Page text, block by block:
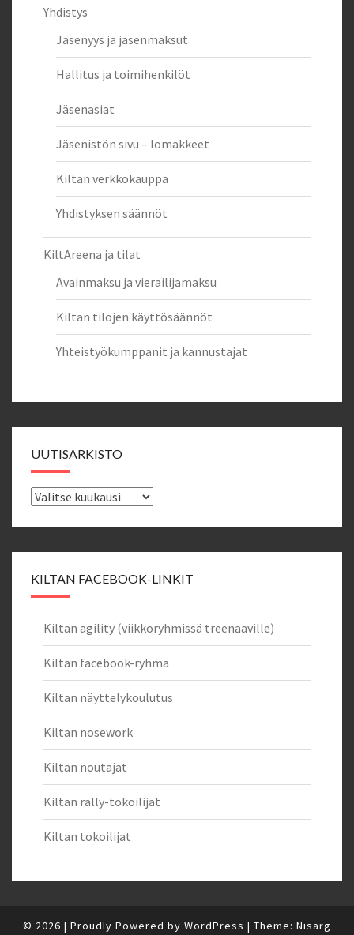
Yhdistys
Jäsenyys ja jäsenmaksut
Hallitus ja toimihenkilöt
Jäsenasiat
Jäsenistön sivu – lomakkeet
Kiltan verkkokauppa
Yhdistyksen säännöt
KiltAreena ja tilat
Avainmaksu ja vierailijamaksu
Kiltan tilojen käyttösäännöt
Yhteistyökumppanit ja kannustajat
UUTISARKISTO
Uutisarkisto
KILTAN FACEBOOK-LINKIT
Kiltan agility (viikkoryhmissä treenaaville)
Kiltan facebook-ryhmä
Kiltan näyttelykoulutus
Kiltan nosework
Kiltan noutajat
Kiltan rally-tokoilijat
Kiltan tokoilijat
© 2026 | Proudly Powered by WordPress | Theme: Nisarg